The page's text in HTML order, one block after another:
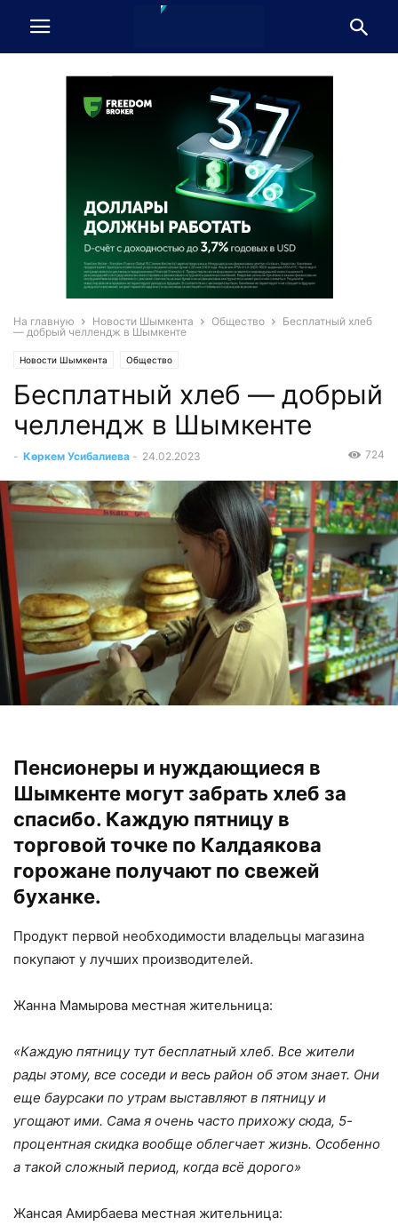
На главную Новости Шымкента Общество
Бесплатный хлеб
— добрый челлендж в Шымкенте
Новости Шымкента Общество
Бесплатный хлеб — добрый
челлендж в Шымкенте
- Көркем Усибалиева - 24.02.2023 724
Пенсионеры и нуждающиеся в
Шымкенте могут забрать хлеб за
спасибо. Каждую пятницу в
торговой точке по Калдаякова
горожане получают по свежей
буханке.
Продукт первой необходимости владельцы магазина
покупают у лучших производителей.
Жанна Мамырова местная жительница:
«Каждую пятницу тут бесплатный хлеб. Все жители
рады этому, все соседи и весь район об этом знает. Они
еще баурсаки по утрам выставляют в пятницу и
угощают ими. Сама я очень часто прихожу сюда, 5-
процентная скидка вообще облегчает жизнь. Особенно
а такой сложный период, когда всё дорого»
Жансая Амирбаева местная жительница: